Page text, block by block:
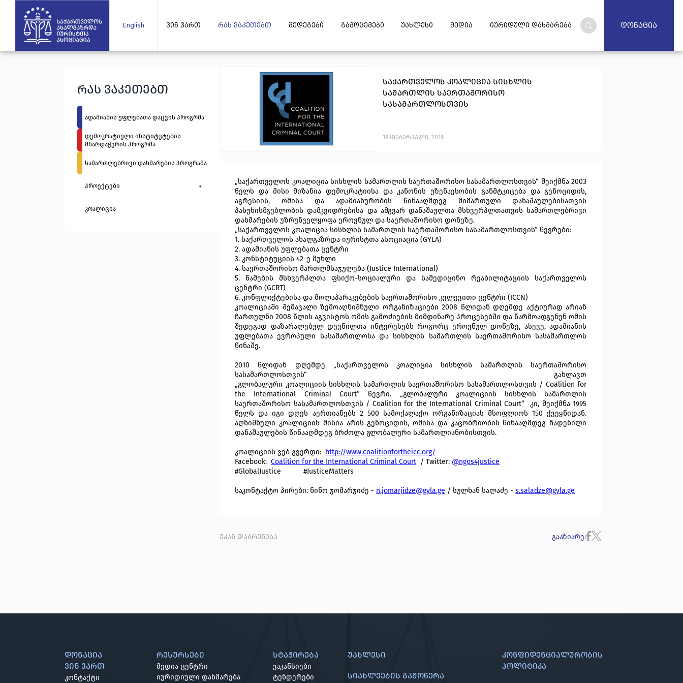
English ვინ ვართ რას ვაკეთებთ შედეგები გამოცემები უახლესი მედია იურიდული დახმარება დონაცია
რას ვაკეთებთ
ადამიანის უფლებათა დაცვის პროგრმა
დემოკრატიული ინსტიტუტების
მხარდაჭერის პროგრმა
სამართლებრივი დახმარების პროგრამა
პროექტები +
კოალიცია
საქართველოს კოალიცია სისხლის
სამართლის საერთაშორისო
სასამართლოსთვის
19 თებერვალი,2019
„საქართველოს კოალიცია სისხლის სამართლის საერთაშორისო სასამართლოსთვის“ შეიქმნა 2003
წელს და მისი მიზანია დემოკრატიისა და კანონის უზენაესობის განმტკიცება და გენოციდის,
აგრესიის, ომისა და ადამიანურობის წინააღმდეგ მიმართული დანაშაულებისათვის
პასუხისმგებლობის დამკვიდრებისა და ამგვარ დანაშაულთა მსხვერპლთათვის სამართლებრივი
დახმარების უზრუნველყოფა ეროვნულ და საერთაშორისო დონეზე.
„საქართველოს კოალიცია სისხლის სამართლის საერთაშორისო სასამართლოსთვის“ წევრები:
1. საქართველოს ახალგაზრდა იურისტთა ასოციაცია (GYLA)
2. ადამიანის უფლებათა ცენტრი
3. კონსტიტუციის 42-ე მუხლი
4. საერთაშორისო მართლმსაჯულება (Justice International)
5. წამების მსხვერპლთა ფსიქო-სოციალური და სამედიცინო რეაბილიტაციის საქართველოს
ცენტრი (GCRT)
6. კონფლიქტებისა და მოლაპარაკებების საერთაშორისო კვლევითი ცენტრი (ICCN)
კოალიციაში შემავალი ზემოაღნიშნული ორგანიზაციები 2008 წლიდან დღემდე აქტიურად არიან
ჩართულნი 2008 წლის აგვისტოს ომის გამოძიების მიმდინარე პროცესებში და წარმოადგენენ ომის
შედეგად დაზარალებულ დევნილთა ინტერესებს როგორც ეროვნულ დონეზე, ასევე, ადამიანის
უფლებათა ევროპული სასამართლოსა და სისხლის სამართლის საერთაშორისო სასამართლოს
წინაშე.
2010 წლიდან დღემდე „საქართველოს კოალიცია სისხლის სამართლის საერთაშორისო
სასამართლოსთვის“ გახლავთ
„გლობალური კოალიციის სისხლის სამართლის საერთაშორისო სასამართლოსთვის/ Coalition for
the International Criminal Court“ წევრი. „გლობალური კოალიციის სისხლის სამართლის
საერთაშორისო სასამართლოსთვის / Coalition for the International Criminal Court“ კი, შეიქმნა 1995
წელს და იგი დღეს აერთიანებს 2 500 სამოქალაქო ორგანიზაციას მსოფლიოს 150 ქვეყნიდან.
აღნიშნული კოალიციის მისია არის გენოციდის, ომისა და კაცობრიობის წინააღმდეგ ჩადენილი
დანაშაულების წინააღმდეგ ბრძოლა გლობალური სამართლიანობისთვის.
კოალიციის ვებ გვერდი: http://www.coalitionfortheicc.org/
Facebook:Coalition for the International Criminal Court / Twitter: @ngos4justice
#GlobalJustice #JusticeMatters
საკონტაქტო პირები: ნინო ჯომარჯიძე - n.jomarjidze@gyla.ge / სულხან სალაძე -s.saladze@gyla.ge
უკან დაბრუნება გააზიარე:
დონაცია
ვინ ვართ
კონტაქტი
რესურსები
მედია ცენტრი
იურიდიული დახმარება
სტაჟირება
ვაკანსიები
ტენდერები
უახლესი
სიახლეების გამოწერა
კონფიდენციალურობის
პოლიტიკა